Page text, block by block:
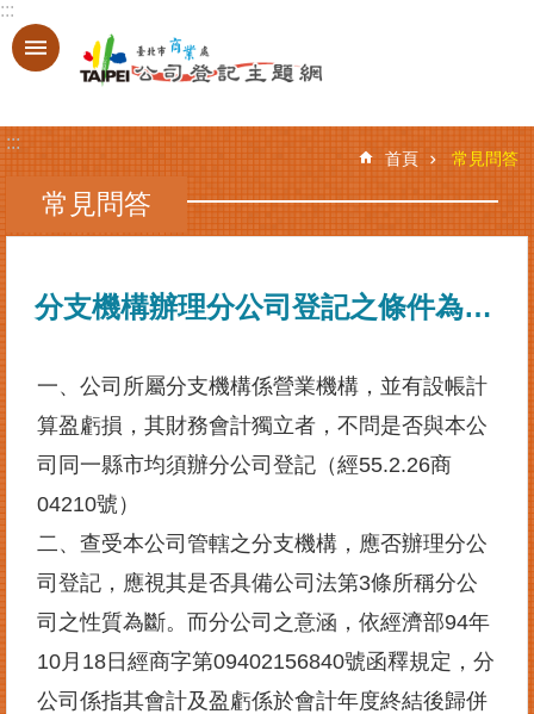
跳到主要內容區塊
進
搜
尋
服
基
資
料
詢
案
件
:::
:::
首頁 常見問答
常見問答
分支機構辦理分公司登記之條件為何？
一、公司所屬分支機構係營業機構，並有設帳計
算盈虧損，其財務會計獨立者，不問是否與本公
司同一縣市均須辦分公司登記（經55.2.26商
04210號）
二、查受本公司管轄之分支機構，應否辦理分公
司登記，應視其是否具備公司法第3條所稱分公
司之性質為斷。而分公司之意涵，依經濟部94年
10月18日經商字第09402156840號函釋規定，分
公司係指其會計及盈虧係於會計年度終結後歸併